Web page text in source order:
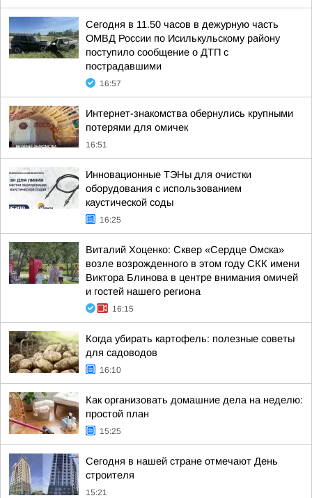
Сегодня в 11.50 часов в дежурную часть
ОМВД России по Исилькульскому району
поступило сообщение о ДТП с
пострадавшими
16:57
Интернет-знакомства обернулись крупными
потерями для омичек
16:51
Инновационные ТЭНы для очистки
оборудования с использованием
каустической соды
16:25
Виталий Хоценко: Сквер «Сердце Омска»
возле возрожденного в этом году СКК имени
Виктора Блинова в центре внимания омичей
и гостей нашего региона
16:15
Когда убирать картофель: полезные советы
для садоводов
16:10
Как организовать домашние дела на неделю:
простой план
15:25
Сегодня в нашей стране отмечают День
строителя
15:21